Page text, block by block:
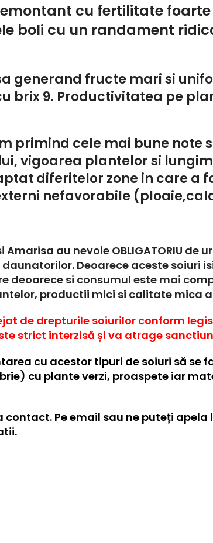
cu fertilitate
boli cu un randament
generand fructe mari si
brix 9. Productivitatea pe
primind cele mai bune note
vigoarea plantelor si
diferitelor zone in care a
nefavorabile
au nevoie OBLIGATORIU de
Deoarece aceste soiuri
deoarece si consumul este mai
productii mici si calitate mica
de drepturile soiurilor conform
strict interzisă și va atrage
cu acestor tipuri de soiuri să
cu plante verzi, proaspete iar
Pe email sau ne puteți